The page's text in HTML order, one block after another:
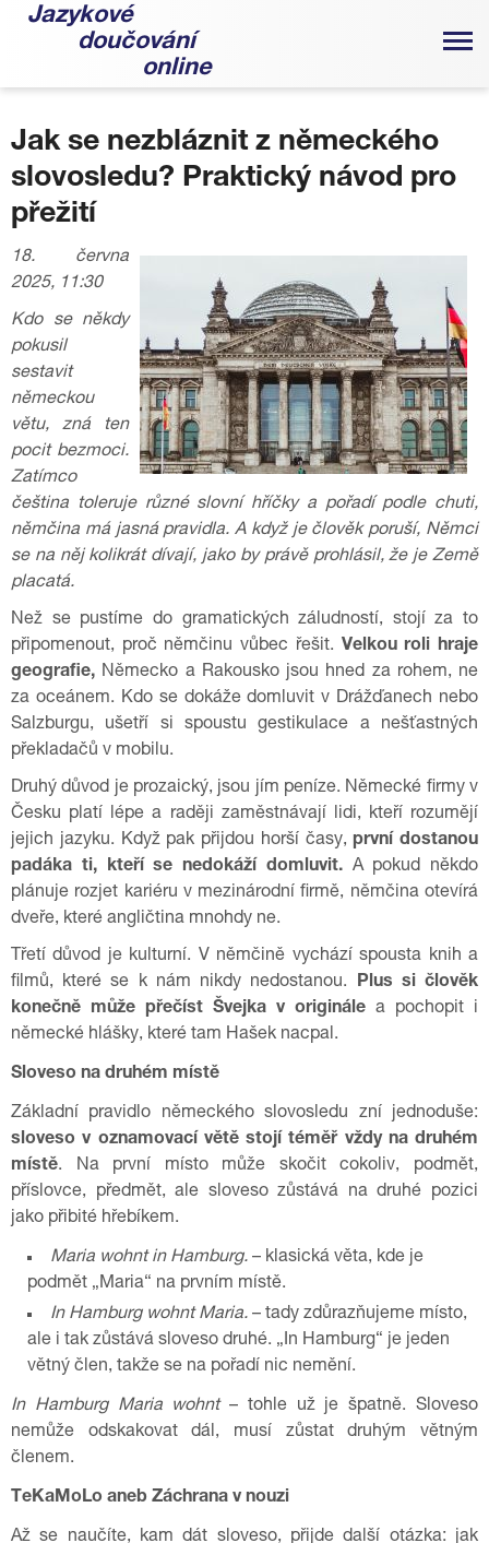
Jazykové
doučování
online
Jak se nezbláznit z německého
slovosledu? Praktický návod pro
přežití
18. června
2025, 11:30
Kdo se někdy
pokusil
sestavit
německou
větu, zná ten
pocit bezmoci.
Zatímco
čeština toleruje různé slovní hříčky a pořadí podle chuti,
němčina má jasná pravidla. A když je člověk poruší, Němci
se na něj kolikrát dívají, jako by právě prohlásil, že je Země
placatá.
Než se pustíme do gramatických záludností, stojí za to
připomenout, proč němčinu vůbec řešit. Velkou roli hraje
geografie, Německo a Rakousko jsou hned za rohem, ne
za oceánem. Kdo se dokáže domluvit v Drážďanech nebo
Salzburgu, ušetří si spoustu gestikulace a nešťastných
překladačů v mobilu.
Druhý důvod je prozaický, jsou jím peníze. Německé firmy v
Česku platí lépe a raději zaměstnávají lidi, kteří rozumějí
jejich jazyku. Když pak přijdou horší časy, první dostanou
padáka ti, kteří se nedokáží domluvit. A pokud někdo
plánuje rozjet kariéru v mezinárodní firmě, němčina otevírá
dveře, které angličtina mnohdy ne.
Třetí důvod je kulturní. V němčině vychází spousta knih a
filmů, které se k nám nikdy nedostanou. Plus si člověk
konečně může přečíst Švejka v originále a pochopit i
německé hlášky, které tam Hašek nacpal.
Sloveso na druhém místě
Základní pravidlo německého slovosledu zní jednoduše:
sloveso v oznamovací větě stojí téměř vždy na druhém
místě. Na první místo může skočit cokoliv, podmět,
příslovce, předmět, ale sloveso zůstává na druhé pozici
jako přibité hřebíkem.
Maria wohnt in Hamburg. – klasická věta, kde je
podmět „Maria“ na prvním místě.
In Hamburg wohnt Maria. – tady zdůrazňujeme místo,
ale i tak zůstává sloveso druhé. „In Hamburg“ je jeden
větný člen, takže se na pořadí nic nemění.
In Hamburg Maria wohnt– tohle už je špatně. Sloveso
nemůže odskakovat dál, musí zůstat druhým větným
členem.
TeKaMoLo aneb Záchrana v nouzi
Až se naučíte, kam dát sloveso, přijde další otázka: jak